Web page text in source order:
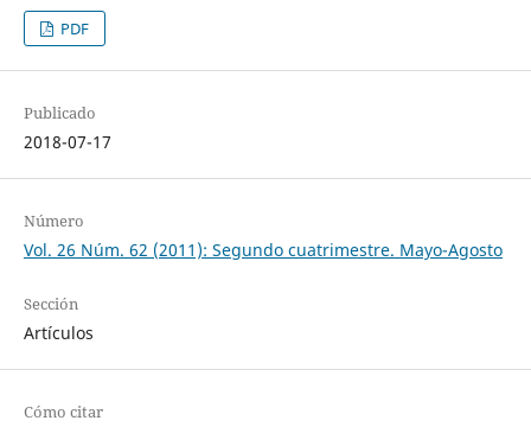
PDF
Publicado
2018-07-17
Número
Vol. 26 Núm. 62 (2011): Segundo cuatrimestre. Mayo-Agosto
Sección
Artículos
Cómo citar